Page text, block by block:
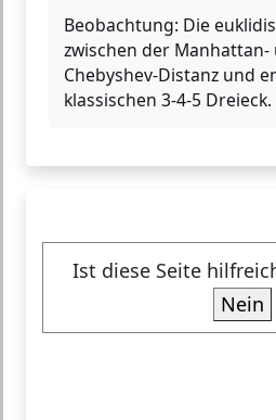
Beobachtung: Die
zwischen der
Chebyshev-Distanz und
klassischen 3-4-5 Dreieck.
Ist diese Seite
Nein